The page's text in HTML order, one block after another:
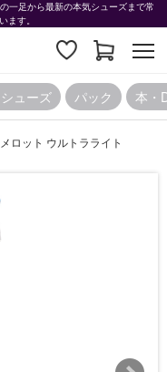
一足から最新の本気シューズまで常
ます。
ューズ パック 本・
ロット ウルトラライト